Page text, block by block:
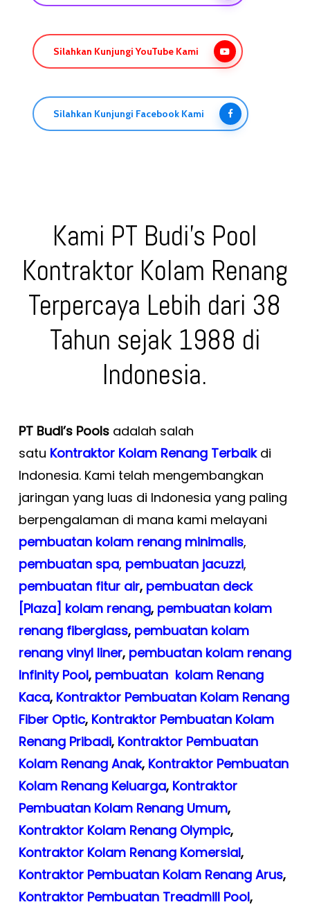
Silahkan Kunjungi YouTube Kami
Silahkan Kunjungi Facebook Kami
Kami PT Budi’s Pool
Kontraktor Kolam Renang
Terpercaya Lebih dari 38
Tahun sejak 1988 di
Indonesia.
PT Budi’s Poolsadalah salah
satu Kontraktor Kolam Renang Terbaik di
Indonesia. Kami telah mengembangkan
jaringan yang luas di Indonesia yang paling
berpengalaman di mana kami melayani
pembuatan kolam renang minimalis,
pembuatan spa, pembuatan jacuzzi,
pembuatan fitur air, pembuatan deck
[Plaza] kolam renang, pembuatan kolam
renang fiberglass, pembuatan kolam
renang vinyl liner, pembuatan kolam renang
Infinity Pool, pembuatan kolam Renang
Kaca, Kontraktor Pembuatan Kolam Renang
Fiber Optic, Kontraktor Pembuatan Kolam
Renang Pribadi, Kontraktor Pembuatan
Kolam Renang Anak, Kontraktor Pembuatan
Kolam Renang Keluarga, Kontraktor
Pembuatan Kolam Renang Umum,
Kontraktor Kolam Renang Olympic,
Kontraktor Kolam Renang Komersial,
Kontraktor Pembuatan Kolam Renang Arus,
Kontraktor Pembuatan Treadmill Pool,